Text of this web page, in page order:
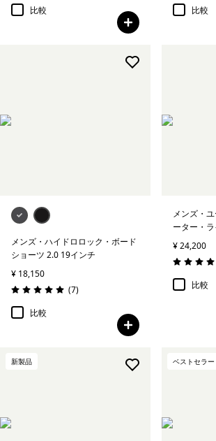
比較
比較
メンズ・ハイドロロック・ボード
ショーツ 2.0 19インチ
¥ 18,150
評価: 5.0 / 5
(7レビュー
)
比較
メンズ・
ーター・
¥ 24,200
評価: 4.1 / 5
比較
新製品 ベストセラー